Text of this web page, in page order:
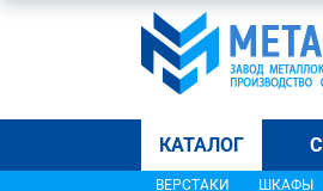
КАТАЛОГ
ВЕРСТАКИ ШКАФЫ